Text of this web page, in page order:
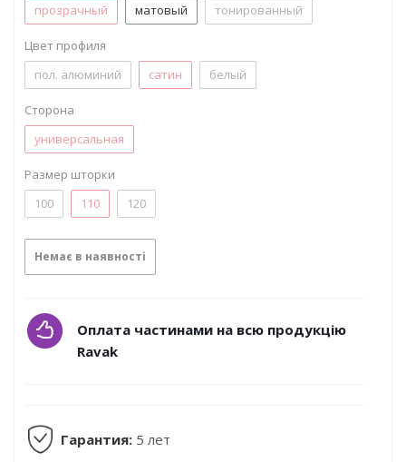
прозрачный
матовый тонированный
Цвет профиля
пол. алюминий
сатин белый
Сторона
универсальная
Размер шторки
100
110 120
Немає в наявності
Оплата частинами на всю продукцію
Ravak
Гарантия: 5 лет